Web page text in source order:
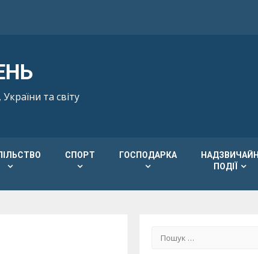
та світу
СПОРТ ГОСПОДАРКА
НАДЗВИЧАЙНІ
ПОДІЇ
Пошук: